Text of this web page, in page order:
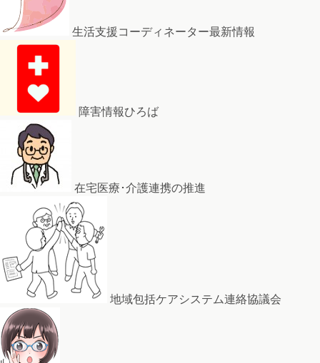
生活支援コーディネーター最新情報
障害情報ひろば
在宅医療･介護連携の推進
地域包括ケアシステム連絡協議会